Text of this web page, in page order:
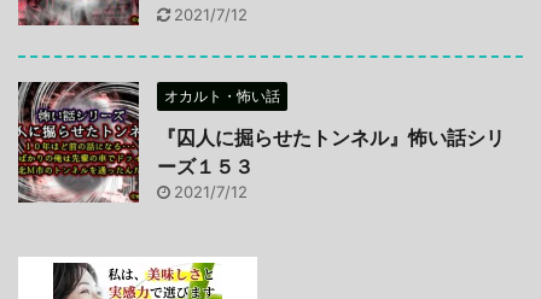
2021/7/12
オカルト・怖い話
『囚人に掘らせたトンネル』怖い話シリ
ーズ１５３
2021/7/12